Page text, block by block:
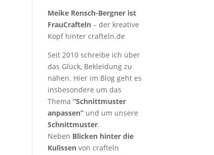
Meike Rensch-Bergner ist
FrauCrafteln – der kreative
Kopf hinter crafteln.de
Seit 2010 schreibe ich über
das Glück, Bekleidung zu
nähen. Hier im Blog geht es
insbesondere um das
Thema“Schnittmuster
anpassen” und um unsere
Schnittmuster.
Neben Blicken hinter die
Kulissen von crafteln